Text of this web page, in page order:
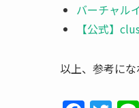
バーチャル
【公式】
以上、参考にな